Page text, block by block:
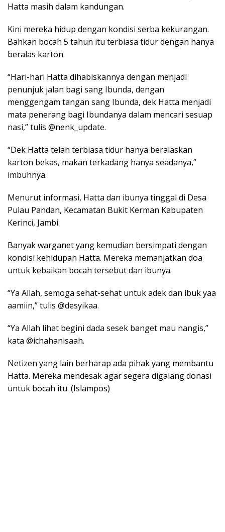
Hatta masih dalam kandungan.
Kini mereka hidup dengan kondisi serba kekurangan.
Bahkan bocah 5 tahun itu terbiasa tidur dengan hanya
beralas karton.
“Hari-hari Hatta dihabiskannya dengan menjadi
penunjuk jalan bagi sang Ibunda, dengan
menggengam tangan sang Ibunda, dek Hatta menjadi
mata penerang bagi Ibundanya dalam mencari sesuap
nasi,” tulis @nenk_update.
“Dek Hatta telah terbiasa tidur hanya beralaskan
karton bekas, makan terkadang hanya seadanya,”
imbuhnya.
Menurut informasi, Hatta dan ibunya tinggal di Desa
Pulau Pandan, Kecamatan Bukit Kerman Kabupaten
Kerinci, Jambi.
Banyak warganet yang kemudian bersimpati dengan
kondisi kehidupan Hatta. Mereka memanjatkan doa
untuk kebaikan bocah tersebut dan ibunya.
“Ya Allah, semoga sehat-sehat untuk adek dan ibuk yaa
aamiin,” tulis @desyikaa.
“Ya Allah lihat begini dada sesek banget mau nangis,”
kata @ichahanisaah.
Netizen yang lain berharap ada pihak yang membantu
Hatta. Mereka mendesak agar segera digalang donasi
untuk bocah itu. (Islampos)